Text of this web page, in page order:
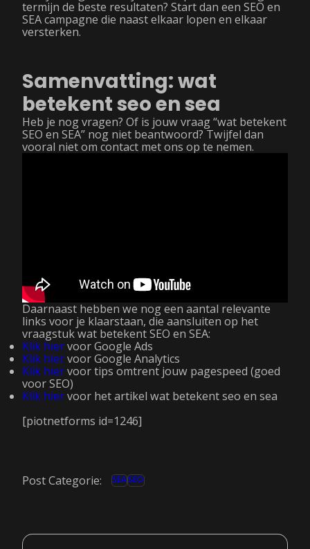
termijn de beste resultaten? Start dan een SEO en
SEA campagne die naast elkaar lopen en elkaar
versterken.
Samenvatting: wat
betekent seo en sea
Heb je nog vragen? Of is jouw vraag “wat betekent
SEO en SEA” nog niet beantwoord? Twijfel dan
vooral niet om contact met ons op te nemen.
Daarnaast hebben we nog een aantal relevante
links voor je klaarstaan, die aansluiten op het
vraagstuk wat betekent SEO en SEA:
Klik hiervoor Google Ads
Klik hiervoor Google Analytics
Klik hiervoor tips omtrent jouw pagespeed (goed
voor SEO)
Klik hiervoor het artikel wat betekent seo en sea
[piotnetforms id=1246]
Post Categorie: SEASEO